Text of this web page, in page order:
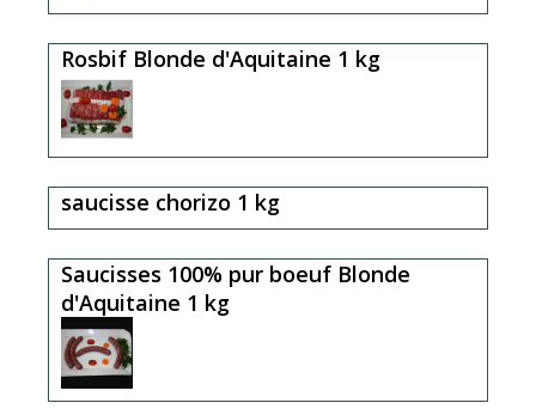
Rosbif Blonde d'Aquitaine 1 kg
saucisse chorizo 1 kg
Saucisses 100% pur boeuf Blonde
d'Aquitaine 1 kg